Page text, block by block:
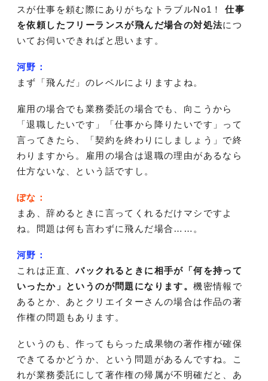
スが仕事を頼む際にありがちなトラブルNo1！仕事
を依頼したフリーランスが飛んだ場合の対処法につ
いてお伺いできればと思います。
河野：
まず「飛んだ」のレベルによりますよね。
雇用の場合でも業務委託の場合でも、向こうから
「退職したいです」「仕事から降りたいです」って
言ってきたら、「契約を終わりにしましょう」で終
わりますから。雇用の場合は退職の理由があるなら
仕方ないな、という話ですし。
ぽな：
まあ、辞めるときに言ってくれるだけマシですよ
ね。問題は何も言わずに飛んだ場合……。
河野：
これは正直、バックれるときに相手が「何を持って
いったか」というのが問題になります。機密情報で
あるとか、あとクリエイターさんの場合は作品の著
作権の問題もあります。
というのも、作ってもらった成果物の著作権が確保
できてるかどうか、という問題があるんですね。こ
れが業務委託にして著作権の帰属が不明確だと、あ